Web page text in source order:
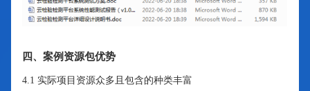
四、案例资源包优势
4.1 实际项目资源众多且包含的种类丰富